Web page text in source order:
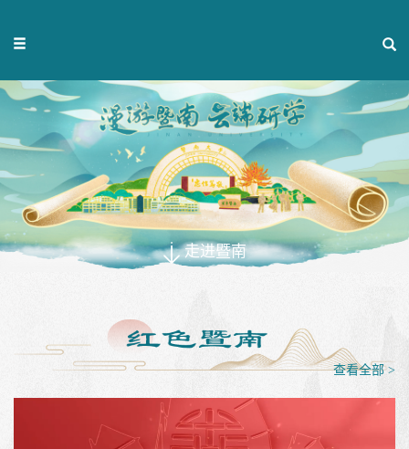
走进暨南
查看全部 >